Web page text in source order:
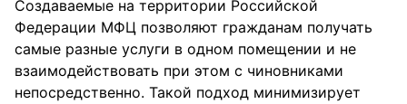
Создаваемые на территории Российской
Федерации МФЦ позволяют гражданам получать
самые разные услуги в одном помещении и не
взаимодействовать при этом с чиновниками
непосредственно. Такой подход минимизирует